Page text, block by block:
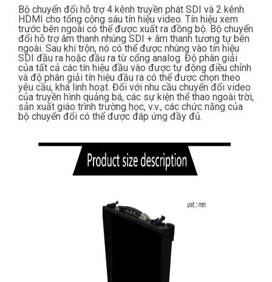
Bộ chuyển đổi hỗ trợ 4 kênh truyền phát SDI và 2 kênh
HDMI cho tổng cộng sáu tín hiệu video. Tín hiệu xem
trước bên ngoài có thể được xuất ra đồng bộ. Bộ chuyển
đổi hỗ trợ âm thanh nhúng SDI + âm thanh tương tự bên
ngoài. Sau khi trộn, nó có thể được nhúng vào tín hiệu
SDI đầu ra hoặc đầu ra từ cổng analog. Độ phân giải
của tất cả các tín hiệu đầu vào được tự động điều chỉnh
và độ phân giải tín hiệu đầu ra có thể được chọn theo
yêu cầu, khá linh hoạt. Đối với nhu cầu chuyển đổi video
của truyền hình quảng bá, các sự kiện thể thao ngoài trời,
sản xuất giáo trình trường học, v.v., các chức năng của
bộ chuyển đổi có thể được đáp ứng đầy đủ.